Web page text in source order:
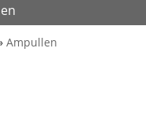
Ampullen